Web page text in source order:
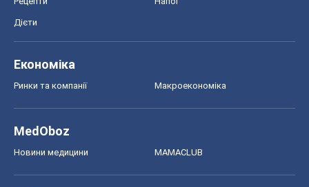
Дієти
Економіка
Ринки та компанії Макроекономіка
MedOboz
Новини медицини MAMACLUB